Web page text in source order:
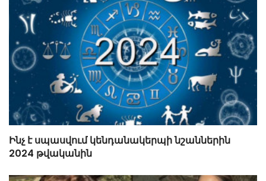
Ինչ է սպասվում կենդանակերպի նշաններին
2024 թվականին